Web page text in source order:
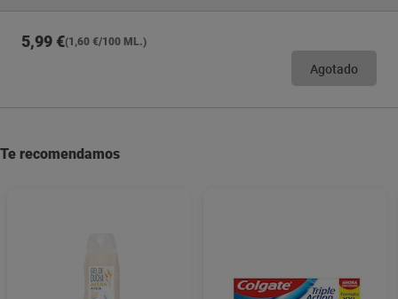
5,99 €(1,60 €/100 ML.)
Agotado
Te recomendamos